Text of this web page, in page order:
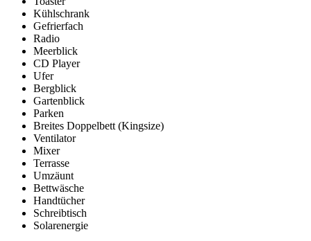
Kühlschrank
Gefrierfach
Radio
Meerblick
CD Player
Ufer
Bergblick
Gartenblick
Parken
Breites Doppelbett (Kingsize)
Ventilator
Mixer
Terrasse
Umzäunt
Bettwäsche
Handtücher
Schreibtisch
Solarenergie